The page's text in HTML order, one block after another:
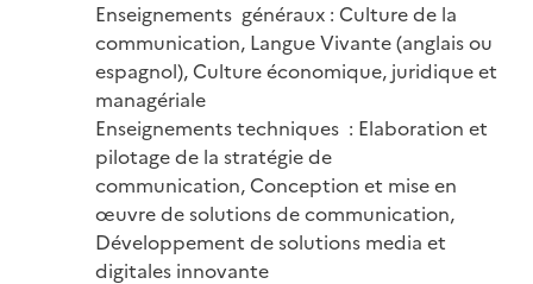
Enseignements  généraux : Culture de la
communication, Langue Vivante (anglais ou
espagnol), Culture économique, juridique et
managériale
Enseignements techniques  : Elaboration et
pilotage de la stratégie de
communication, Conception et mise en
œuvre de solutions de communication,
Développement de solutions media et
digitales innovante